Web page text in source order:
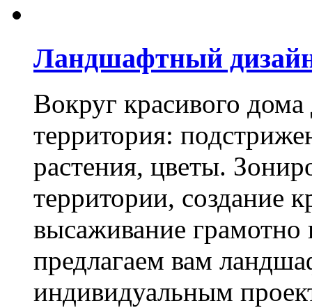
Ландшафтный
Вокруг красивого
территория:
растения, цветы.
территории, создание
высаживание
предлагаем вам
индивидуальным